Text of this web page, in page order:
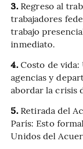
3. Regreso al
trabajadores
trabajo
inmediato.
4.Costo de vida:
agencias y
abordar la crisis
5. Retirada del
París: Esto
Unidos del